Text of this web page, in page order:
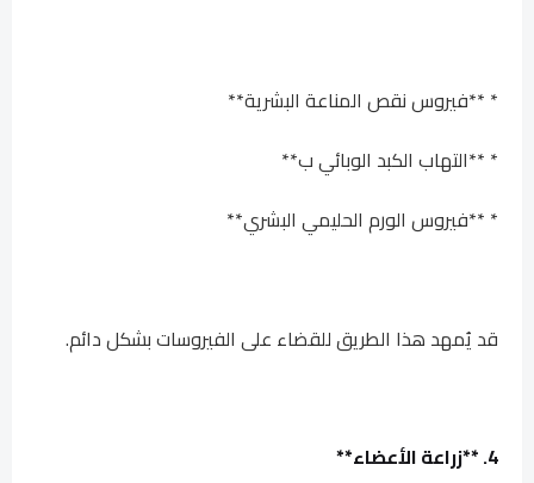
* **فيروس نقص المناعة البشرية**
* **التهاب الكبد الوبائي ب**
* **فيروس الورم الحليمي البشري**
قد يُمهد هذا الطريق للقضاء على الفيروسات بشكل دائم.
4. **زراعة الأعضاء**